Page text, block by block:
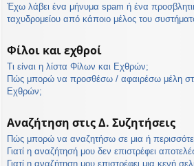
Έχω λάβει ένα μήνυμα spam ή ένα
ταχυδρομείου από κάποιο μέλος του
Φίλοι και εχθροί
Τι είναι η λίστα Φίλων και Εχθρών;
Πώς μπορώ να προσθέσω / αφαιρέσω μέλη
Εχθρών;
Αναζήτηση στις Δ. Συζητήσεις
Πώς μπορώ να αναζητήσω σε μια ή
Γιατί η αναζήτησή μου δεν επιστρέφει
Γιατί η αναζήτηση μου επιστρέφει μια κενή